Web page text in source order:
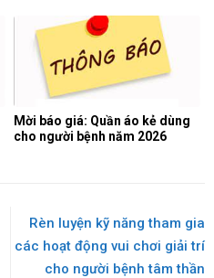
Mời báo giá: Quần áo kẻ dùng
cho người bệnh năm 2026
Rèn luyện kỹ năng tham gia
các hoạt động vui chơi giải trí
cho người bệnh tâm thần